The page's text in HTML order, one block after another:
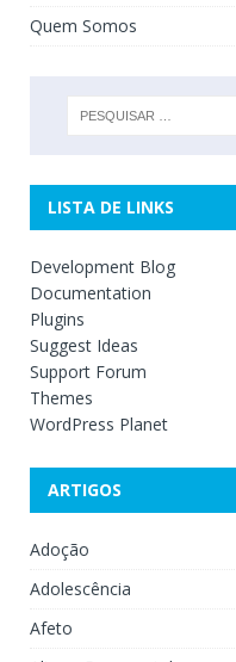
Quem Somos
LISTA DE LINKS
Development Blog
Documentation
Plugins
Suggest Ideas
Support Forum
Themes
WordPress Planet
ARTIGOS
Adoção
Adolescência
Afeto